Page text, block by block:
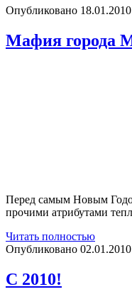
Опубликовано 18.01.2010
Мафия города
Перед самым Новым
прочими атрибутами
Читать полностьюМафия
города
Опубликовано 02.01.2010
С 2010!